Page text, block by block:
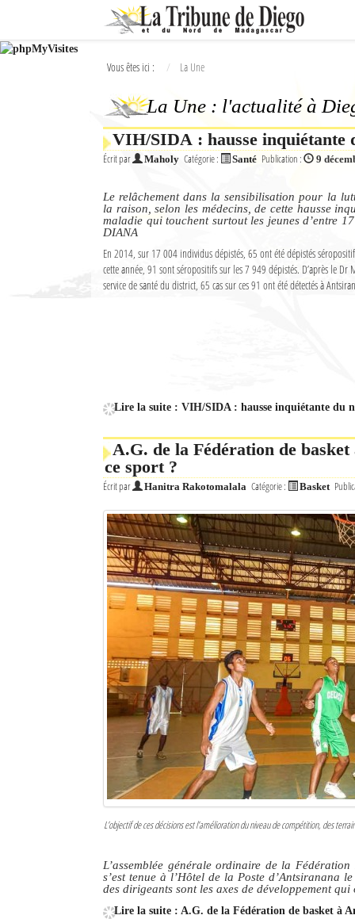
Ok
L'actualité à Diego Suarez
Le Nord de Madagascar
L'actualité du tourisme
Les Petites Annonces
La Tribune de Diego en PDF
Vous êtes ici : La Une
La Une : l'actualité à
VIH/SIDA : hausse inquiétante
Écrit par Maholy Catégorie : Santé Publication : 9
Le relâchement dans la sensibilisation pour la
la raison, selon les médecins, de cette hausse
maladie qui touchent surtout les jeunes d’entre
DIANA
En 2014, sur 17 004 individus dépistés, 65 ont été dépistés
cette année, 91 sont séropositifs sur les 7 949 dépistés. D’après le Dr
service de santé du district, 65 cas sur ces 91 ont été détectés à
Lire la suite : VIH/SIDA : hausse inquiétante du
A.G. de la Fédération de
ce sport ?
Écrit par Hanitra Rakotomalala Catégorie : Basket
L’objectif de ces décisions est l’amélioration du niveau de compétition, des
L’assemblée générale ordinaire de la
s’est tenue à l’Hôtel de la Poste d’Antsiranana
des dirigeants sont les axes de développement qui
Lire la suite : A.G. de la Fédération de basket à